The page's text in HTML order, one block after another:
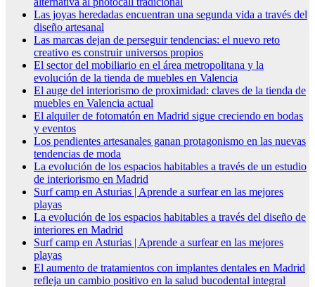
Las joyas heredadas encuentran una segunda vida a través del
diseño artesanal
Las marcas dejan de perseguir tendencias: el nuevo reto
creativo es construir universos propios
El sector del mobiliario en el área metropolitana y la
evolución de la tienda de muebles en Valencia
El auge del interiorismo de proximidad: claves de la tienda de
muebles en Valencia actual
El alquiler de fotomatón en Madrid sigue creciendo en bodas
y eventos
Los pendientes artesanales ganan protagonismo en las nuevas
tendencias de moda
La evolución de los espacios habitables a través de un estudio
de interiorismo en Madrid
Surf camp en Asturias | Aprende a surfear en las mejores
playas
La evolución de los espacios habitables a través del diseño de
interiores en Madrid
Surf camp en Asturias | Aprende a surfear en las mejores
playas
El aumento de tratamientos con implantes dentales en Madrid
refleja un cambio positivo en la salud bucodental integral